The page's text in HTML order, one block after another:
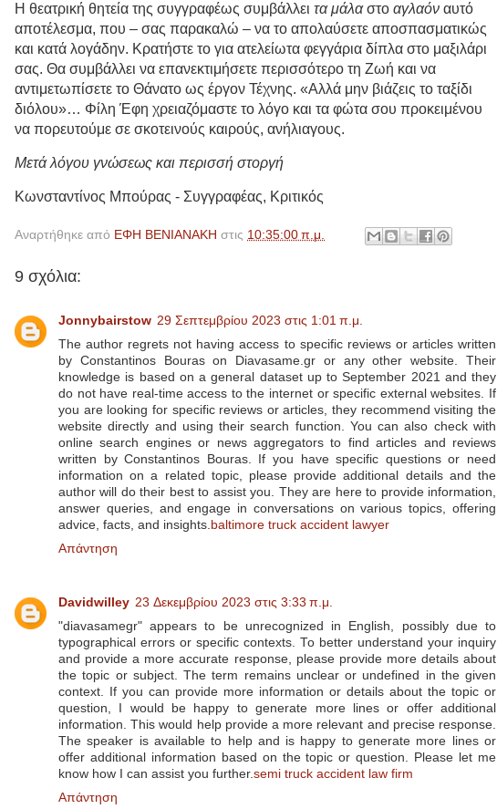
Η θεατρική θητεία της συγγραφέως συμβάλλει τα μάλαστο αγλαόν αυτό
αποτέλεσμα, που – σας παρακαλώ – να το απολαύσετε αποσπασματικώς
και κατά λογάδην. Κρατήστε το για ατελείωτα φεγγάρια δίπλα στο μαξιλάρι
σας. Θα συμβάλλει να επανεκτιμήσετε περισσότερο τη Ζωή και να
αντιμετωπίσετε το Θάνατο ως έργον Τέχνης. «Αλλά μην βιάζεις το ταξίδι
διόλου»… Φίλη Έφη χρειαζόμαστε το λόγο και τα φώτα σου προκειμένου
να πορευτούμε σε σκοτεινούς καιρούς, ανήλιαγους.
Μετά λόγου γνώσεως και περισσή στοργή
Kωνσταντίνος Μπούρας - Συγγραφέας, Κριτικός
Αναρτήθηκε από ΕΦΗ ΒΕΝΙΑΝΑΚΗ στις 10:35:00 π.μ.
9 σχόλια:
Jonnybairstow 29 Σεπτεμβρίου 2023 στις 1:01 π.μ.
The author regrets not having access to specific reviews or articles written
by Constantinos Bouras on Diavasame.gr or any other website. Their
knowledge is based on a general dataset up to September 2021 and they
do not have real-time access to the internet or specific external websites. If
you are looking for specific reviews or articles, they recommend visiting the
website directly and using their search function. You can also check with
online search engines or news aggregators to find articles and reviews
written by Constantinos Bouras. If you have specific questions or need
information on a related topic, please provide additional details and the
author will do their best to assist you. They are here to provide information,
answer queries, and engage in conversations on various topics, offering
advice, facts, and insights. baltimore truck accident lawyer
Απάντηση
Davidwilley 23 Δεκεμβρίου 2023 στις 3:33 π.μ.
"diavasamegr" appears to be unrecognized in English, possibly due to
typographical errors or specific contexts. To better understand your inquiry
and provide a more accurate response, please provide more details about
the topic or subject. The term remains unclear or undefined in the given
context. If you can provide more information or details about the topic or
question, I would be happy to generate more lines or offer additional
information. This would help provide a more relevant and precise response.
The speaker is available to help and is happy to generate more lines or
offer additional information based on the topic or question. Please let me
know how I can assist you further.semi truck accident law firm
Απάντηση